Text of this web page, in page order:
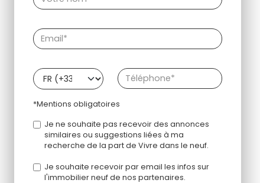
*Mentions obligatoires
Je ne souhaite pas recevoir des annonces
similaires ou suggestions liées à ma
recherche de la part de Vivre dans le neuf.
Je souhaite recevoir par email les infos sur
l'immobilier neuf de nos partenaires.